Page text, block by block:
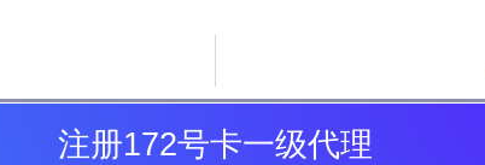
注册172号卡一级代理